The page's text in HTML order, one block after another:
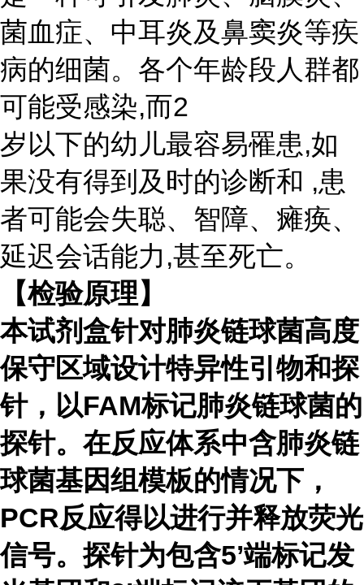
菌血症、中耳炎及鼻窦炎等疾
病的细菌。各个年龄段人群都
可能受感染,而2
岁以下的幼儿最容易罹患,如
果没有得到及时的诊断和 ,患
者可能会失聪、智障、瘫痪、
延迟会话能力,甚至死亡。
【检验原理】
本试剂盒针对肺炎链球菌高度
保守区域设计特异性引物和探
针，以FAM标记肺炎链球菌的
探针。在反应体系中含肺炎链
球菌基因组模板的情况下，
PCR反应得以进行并释放荧光
信号。探针为包含5’端标记发